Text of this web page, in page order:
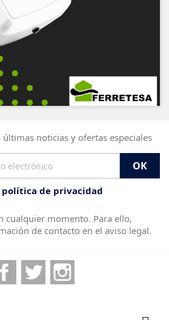
noticias y ofertas especiales
política de privacidad
cualquier momento. Para ello,
de contacto en el aviso legal.
FacebookTwitter